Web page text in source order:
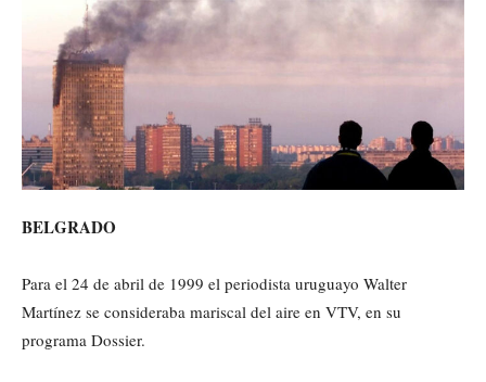
BELGRADO
Para el 24 de abril de 1999 el periodista uruguayo Walter
Martínez se consideraba mariscal del aire en VTV, en su
programa Dossier.